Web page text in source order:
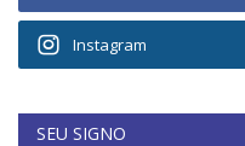
Instagram
SEU SIGNO